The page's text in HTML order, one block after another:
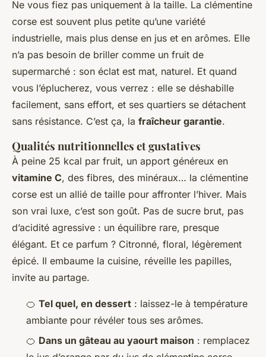
Ne vous fiez pas uniquement à la taille. La clémentine
corse est souvent plus petite qu’une variété
industrielle, mais plus dense en jus et en arômes. Elle
n’a pas besoin de briller comme un fruit de
supermarché : son éclat est mat, naturel. Et quand
vous l’éplucherez, vous verrez : elle se déshabille
facilement, sans effort, et ses quartiers se détachent
sans résistance. C’est ça, la fraîcheur garantie.
Qualités nutritionnelles et gustatives
À peine 25 kcal par fruit, un apport généreux en
vitamine C, des fibres, des minéraux… la clémentine
corse est un allié de taille pour affronter l’hiver. Mais
son vrai luxe, c’est son goût. Pas de sucre brut, pas
d’acidité agressive : un équilibre rare, presque
élégant. Et ce parfum ? Citronné, floral, légèrement
épicé. Il embaume la cuisine, réveille les papilles,
invite au partage.
🍊 Tel quel, en dessert : laissez-le à température
ambiante pour révéler tous ses arômes.
🍊 Dans un gâteau au yaourt maison : remplacez